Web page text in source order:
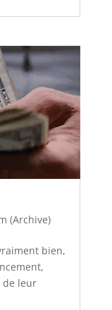
(Archive)
bien,
de leur